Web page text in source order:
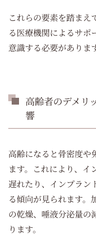
これらの要素を踏まえ
る医療機関によるサポ
意識する必要がありま
高齢者のデメリ
響
高齢になると骨密度や
ます。これにより、イ
遅れたり、インプラン
る傾向が見られます。
の乾燥、唾液分泌量の
ります。